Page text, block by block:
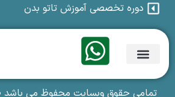
دوره تخصصی آموزش تاتو بدن
تمامی حقوق وبسایت محفوظ می